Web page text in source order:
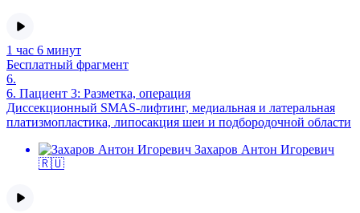
1 час 6 минут
Бесплатный фрагмент
6.
6. Пациент 3: Разметка, операция
Диссекционный SMAS-лифтинг, медиальная и латеральная
платизмопластика, липосакция шеи и подбородочной области
Захаров Антон Игоревич
🇷🇺